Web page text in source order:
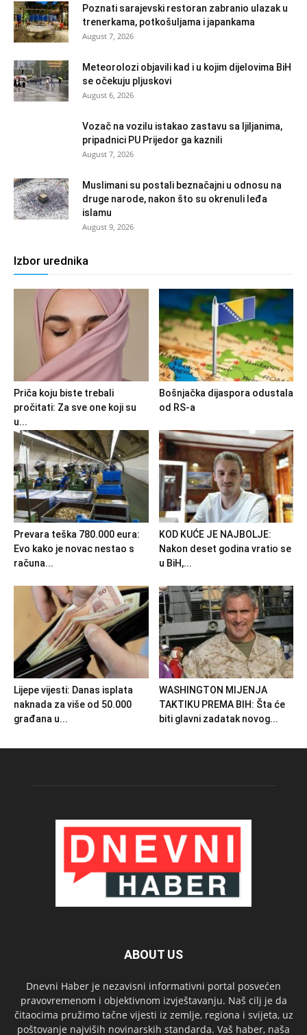
Poznati sarajevski restoran zabranio ulazak u
trenerkama, potkošuljama i japankama
August 7, 2026
Meteorolozi objavili kad i u kojim dijelovima BiH
se očekuju pljuskovi
August 6, 2026
Vozač na vozilu istakao zastavu sa ljiljanima,
pripadnici PU Prijedor ga kaznili
August 7, 2026
Muslimani su postali beznačajni u odnosu na
druge narode, nakon što su okrenuli leđa
islamu
August 9, 2026
Izbor urednika
Priča koju biste trebali
pročitati: Za sve one koji su
u...
Bošnjačka dijaspora odustala
od RS-a
Prevara teška 780.000 eura:
Evo kako je novac nestao s
računa...
KOD KUĆE JE NAJBOLJE:
Nakon deset godina vratio se
u BiH,...
Lijepe vijesti: Danas isplata
naknada za više od 50.000
građana u...
WASHINGTON MIJENJA
TAKTIKU PREMA BIH: Šta će
biti glavni zadatak novog...
ABOUT US
Dnevni Haber je nezavisni informativni portal posvećen
pravovremenom i objektivnom izvještavanju. Naš cilj je da
čitaocima pružimo tačne vijesti iz zemlje, regiona i svijeta, uz
poštovanje najviših novinarskih standarda. Vaš haber, naša